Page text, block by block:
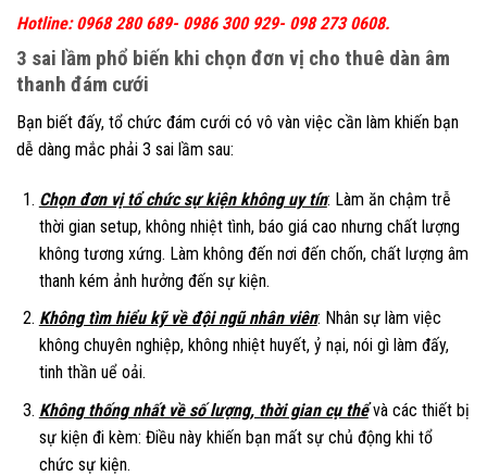
Hotline: 0968 280 689- 0986 300 929- 098 273 0608.
3 sai lầm phổ biến khi chọn đơn vị cho thuê dàn âm
thanh đám cưới
Bạn biết đấy, tổ chức đám cưới có vô vàn việc cần làm khiến bạn
dễ dàng mắc phải 3 sai lầm sau:
Chọn đơn vị tổ chức sự kiện không uy tín: Làm ăn chậm trễ
thời gian setup, không nhiệt tình, báo giá cao nhưng chất lượng
không tương xứng. Làm không đến nơi đến chốn, chất lượng âm
thanh kém ảnh hưởng đến sự kiện.
Không tìm hiểu kỹ về đội ngũ nhân viên: Nhân sự làm việc
không chuyên nghiệp, không nhiệt huyết, ỷ nại, nói gì làm đấy,
tinh thần uể oải.
Không thống nhất về số lượng, thời gian cụ thểvà các thiết bị
sự kiện đi kèm: Điều này khiến bạn mất sự chủ động khi tổ
chức sự kiện.